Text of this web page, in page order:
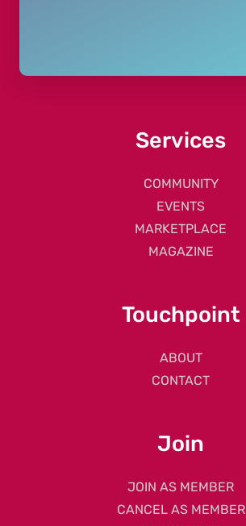
Services
COMMUNITY
EVENTS
MARKETPLACE
MAGAZINE
Touchpoint
ABOUT
CONTACT
Join
JOIN AS MEMBER
CANCEL AS MEMBER